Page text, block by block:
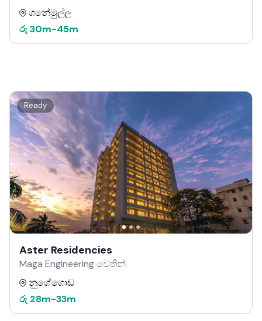
ගනේමුල්ල
රු 30m-45m
Ready
Aster Residencies
Maga Engineering වෙතින්
නුගේගොඩ
රු 28m-33m